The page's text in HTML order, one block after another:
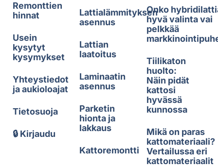
Remonttien
hinnat
Usein
kysytyt
kysymykset
Yhteystiedot
ja aukioloajat
Tietosuoja
🔒 Kirjaudu
Lattialämmityksen
asennus
Lattian
laatoitus
Laminaatin
asennus
Parketin
hionta ja
lakkaus
Kattoremontti
Onko
hyvä valinta vai
pelkkää
Tiilikaton
huolto:
Näin pidät
kattosi
hyvässä
kunnossa
Mikä on paras
kattomateriaali?
Vertailussa eri
kattomateriaalit